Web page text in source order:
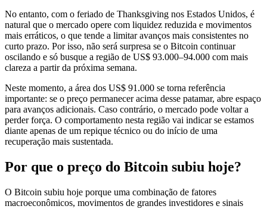
No entanto, com o feriado de Thanksgiving nos Estados Unidos, é
natural que o mercado opere com liquidez reduzida e movimentos
mais erráticos, o que tende a limitar avanços mais consistentes no
curto prazo. Por isso, não será surpresa se o Bitcoin continuar
oscilando e só busque a região de US$ 93.000–94.000 com mais
clareza a partir da próxima semana.
Neste momento, a área dos US$ 91.000 se torna referência
importante: se o preço permanecer acima desse patamar, abre espaço
para avanços adicionais. Caso contrário, o mercado pode voltar a
perder força. O comportamento nesta região vai indicar se estamos
diante apenas de um repique técnico ou do início de uma
recuperação mais sustentada.
Por que o preço do Bitcoin subiu hoje?
O Bitcoin subiu hoje porque uma combinação de fatores
macroeconômicos, movimentos de grandes investidores e sinais